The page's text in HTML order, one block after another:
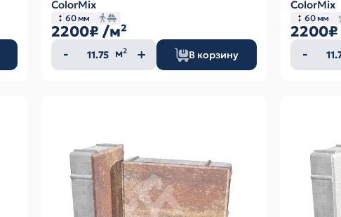
ColorMix
60 мм
2200₽ /м²
Количество
товара
м² В корзину
ColorMix
60 мм
2200₽